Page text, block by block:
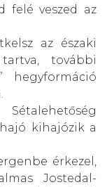
felé veszed az
az északi
további
kihajózik a
érkezel,
Jostedal-